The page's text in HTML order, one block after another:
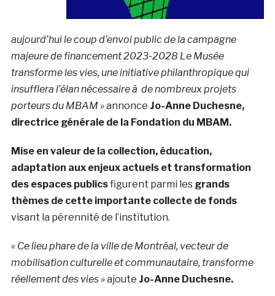
aujourd’hui le coup d’envoi public de la campagne
majeure de financement 2023-2028 Le Musée
transforme les vies, une initiative philanthropique qui
insufflera l’élan nécessaire à de nombreux projets
porteurs du MBAM »annonce Jo-Anne Duchesne,
directrice générale de la Fondation du MBAM.
Mise en valeur de la collection, éducation,
adaptation aux enjeux actuels et transformation
des espaces publicsfigurent parmi les grands
thèmes de cette importante collecte de fonds
visant la pérennité de l’institution.
« Ce lieu phare de la ville de Montréal, vecteur de
mobilisation culturelle et communautaire, transforme
réellement des vies »ajoute Jo-Anne Duchesne.